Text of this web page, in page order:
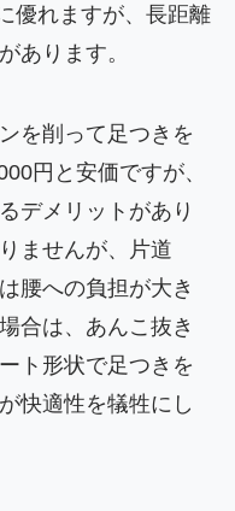
優れますが、長距離
あります。
を削って足つきを
円と安価ですが、
デメリットがあり
ませんが、片道
腰への負担が大き
合は、あんこ抜き
ト形状で足つきを
快適性を犠牲にし